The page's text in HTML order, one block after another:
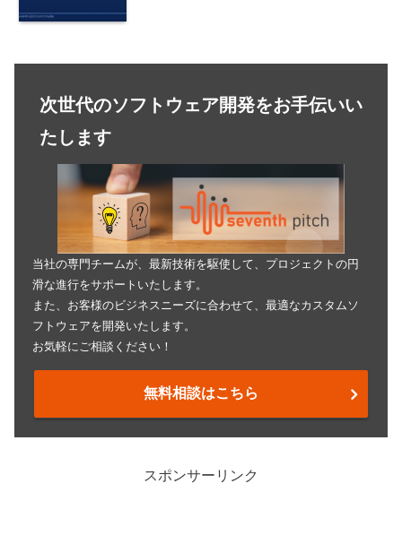
次世代のソフトウェア開発をお手伝いい
たします
当社の専門チームが、最新技術を駆使して、プロジェクトの円
滑な進行をサポートいたします。
また、お客様のビジネスニーズに合わせて、最適なカスタムソ
フトウェアを開発いたします。
お気軽にご相談ください！
無料相談はこちら
スポンサーリンク